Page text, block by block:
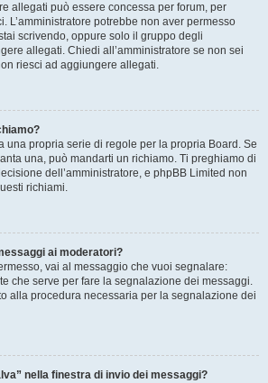
allegati può essere concessa per forum, per
L’amministratore potrebbe non aver permesso
scrivendo, oppure solo il gruppo degli
allegati. Chiedi all’amministratore se non sei
riesci ad aggiungere allegati.
una propria serie di regole per la propria Board. Se
una, può mandarti un richiamo. Ti preghiamo di
dell’amministratore, e phpBB Limited non
richiami.
ai moderatori?
vai al messaggio che vuoi segnalare:
che serve per fare la segnalazione dei messaggi.
alla procedura necessaria per la segnalazione dei
nella finestra di invio dei messaggi?